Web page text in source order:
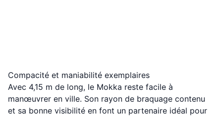
Compacité et maniabilité exemplaires
Avec 4,15 m de long, le Mokka reste facile à
manœuvrer en ville. Son rayon de braquage contenu
et sa bonne visibilité en font un partenaire idéal pour